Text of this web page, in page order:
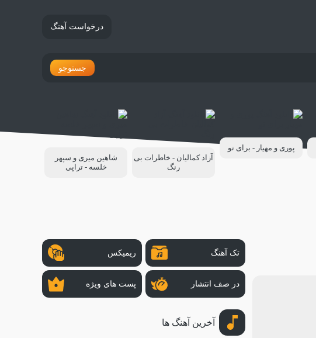
درخواست آهنگ
جستوجو
پوری و مهیار - برای تو
آزاد کمالیان - خاطرات بی
رنگ
شاهین میری و سپهر
خلسه - تراپی
تک آهنگ ریمیکس
در صف انتشار پست های ویژه
آخرین آهنگ ها